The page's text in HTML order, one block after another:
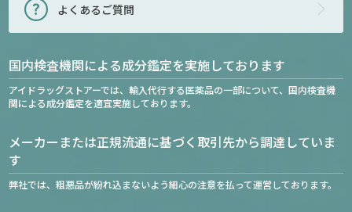
よくあるご質問
国内検査機関による成分鑑定を実施しております
アイドラッグストアーでは、輸入代行する医薬品の一部について、国内検査機
関による成分鑑定を適宜実施しております。
メーカーまたは正規流通に基づく取引先から調達していま
す
弊社では、粗悪品が紛れ込まないよう細心の注意を払って運営しております。